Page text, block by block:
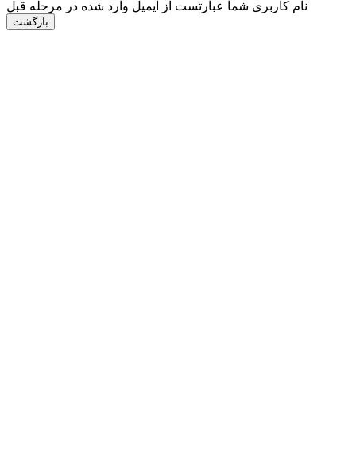
نام کاربری شما عبارتست از ایمیل وارد شده در مرحله قبل